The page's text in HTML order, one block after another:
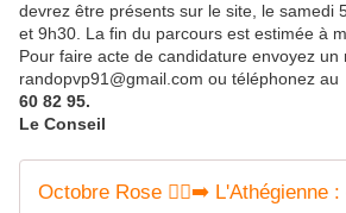
devrez être présents sur le site, le samedi
et 9h30. La fin du parcours est estimée à
Pour faire acte de candidature envoyez un
randopvp91@gmail.com ou téléphonez au
60 82 95.
Le Conseil